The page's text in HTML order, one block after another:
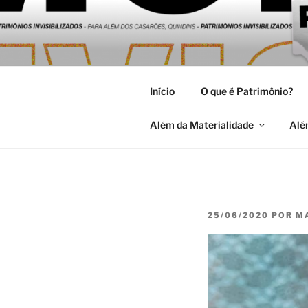
Pular
para
o
conteúdo
HABITAR
Universidade Federal de
Início O que é Patrimônio?
Além da Materialidade
PUBLICADO
25/06/2020 POR